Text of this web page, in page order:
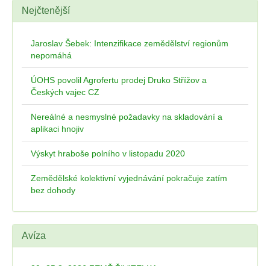
Nejčtenější
Jaroslav Šebek: Intenzifikace zemědělství regionům
nepomáhá
ÚOHS povolil Agrofertu prodej Druko Střížov a
Českých vajec CZ
Nereálné a nesmyslné požadavky na skladování a
aplikaci hnojiv
Výskyt hraboše polního v listopadu 2020
Zemědělské kolektivní vyjednávání pokračuje zatím
bez dohody
Avíza